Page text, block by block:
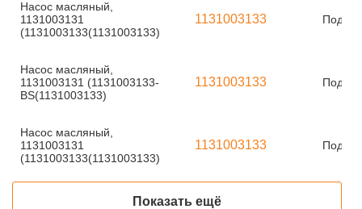
Насос масляный,
1131003131
(1131003133(1131003133)
1131003133 Под
Насос масляный,
1131003131 (1131003133-
BS(1131003133)
1131003133 Под
Насос масляный,
1131003131
(1131003133(1131003133)
1131003133 Под
Показать ещё